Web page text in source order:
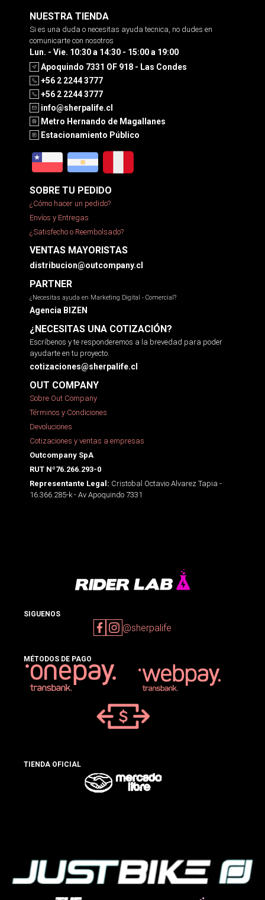
NUESTRA TIENDA
Si es una duda o necesitas ayuda tecnica, no dudes en
comunicarte con nosotros
Lun. - Vie. 10:30 a 14:30 - 15:00 a 19:00
Apoquindo 7331 OF 918 - Las Condes
+56 2 2244 3777
+56 2 2244 3777
info@sherpalife.cl
Metro Hernando de Magallanes
Estacionamiento Público
SOBRE TU PEDIDO
¿Cómo hacer un pedido?
Envíos y Entregas
¿Satisfecho o Reembolsado?
VENTAS MAYORISTAS
distribucion@outcompany.cl
PARTNER
¿Necesitas ayuda en Marketing Digital - Comercial?
Agencia BIZEN
¿NECESITAS UNA COTIZACIÓN?
Escríbenos y te responderemos a la brevedad para poder
ayudarte en tu proyecto.
cotizaciones@sherpalife.cl
OUT COMPANY
Sobre Out Company
Términos y Condiciones
Devoluciones
Cotizaciones y ventas a empresas
Outcompany SpA
RUT Nº76.266.293-0
Representante Legal: Cristobal Octavio Alvarez Tapia -
16.366.285-k - Av Apoquindo 7331
SIGUENOS
@sherpalife
MÉTODOS DE PAGO
TIENDA OFICIAL